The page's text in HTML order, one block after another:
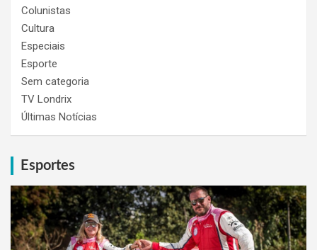
Colunistas
Cultura
Especiais
Esporte
Sem categoria
TV Londrix
Últimas Notícias
Esportes